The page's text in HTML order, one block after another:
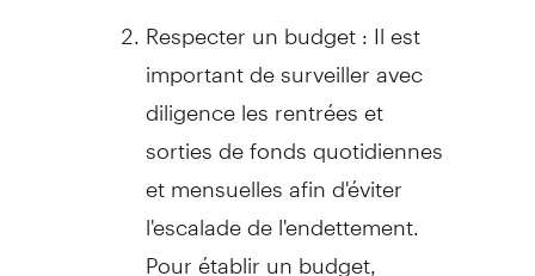
Respecter un budget : Il est
important de surveiller avec
diligence les rentrées et
sorties de fonds quotidiennes
et mensuelles afin d'éviter
l'escalade de l'endettement.
Pour établir un budget,